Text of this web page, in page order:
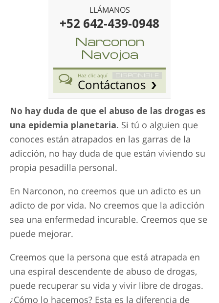
LLÁMANOS
+52 642-439-0948
Narconon
Navojoa
DISPONIBLE
Haz clic aquí
Contáctanos
No hay duda de que el abuso de las drogas es
una epidemia planetaria. Si tú o alguien que
conoces están atrapados en las garras de la
adicción, no hay duda de que están viviendo su
propia pesadilla personal.
En Narconon, no creemos que un adicto es un
adicto de por vida. No creemos que la adicción
sea una enfermedad incurable. Creemos que se
puede mejorar.
Creemos que la persona que está atrapada en
una espiral descendente de abuso de drogas,
puede recuperar su vida y vivir libre de drogas.
¿Cómo lo hacemos? Esta es la diferencia de